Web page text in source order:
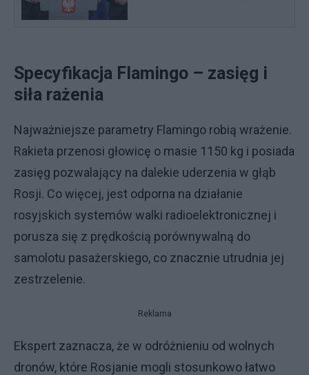
Specyfikacja Flamingo – zasięg i
siła rażenia
Najważniejsze parametry Flamingo robią wrażenie.
Rakieta przenosi głowicę o masie 1150 kg i posiada
zasięg pozwalający na dalekie uderzenia w głąb
Rosji. Co więcej, jest odporna na działanie
rosyjskich systemów walki radioelektronicznej i
porusza się z prędkością porównywalną do
samolotu pasażerskiego, co znacznie utrudnia jej
zestrzelenie.
Reklama
Ekspert zaznacza, że w odróżnieniu od wolnych
dronów, które Rosjanie mogli stosunkowo łatwo